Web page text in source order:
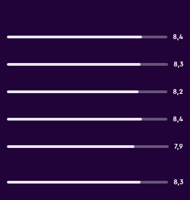
8,4
8,3
8,2
8,4
7,9
8,3